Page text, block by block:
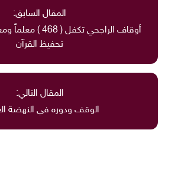
المقال السابق:
أوقاف الراجحي
تحفيظ القرآن
المقال التالي:
الوقف ودوره في النهضة